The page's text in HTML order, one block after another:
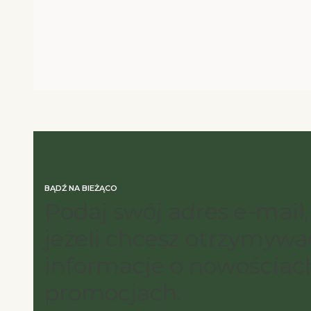
BĄDŹ NA BIEŻĄCO